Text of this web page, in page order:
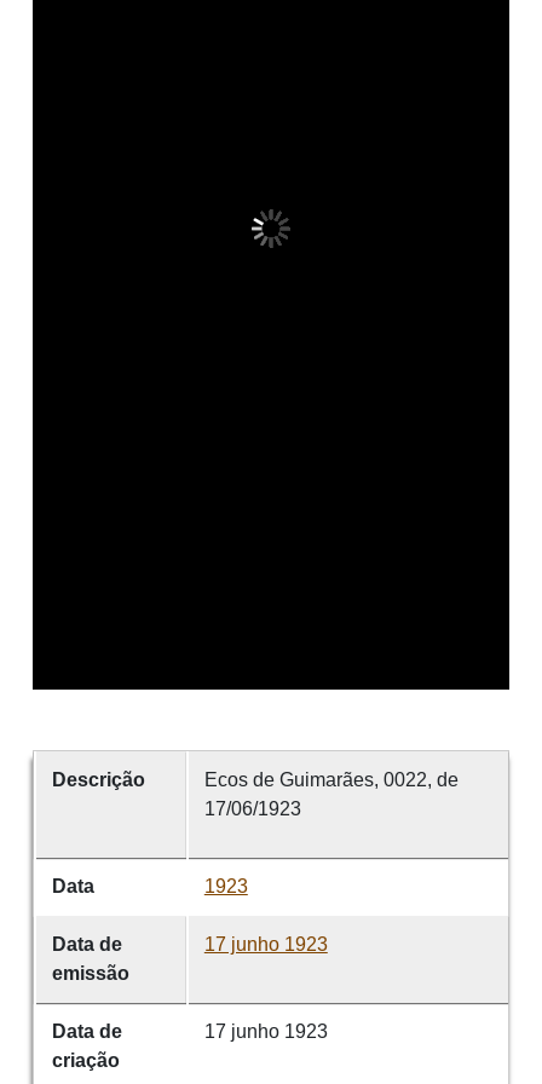
Descrição
Ecos de Guimarães, 0022, de
17/06/1923
Data 1923
Data de
emissão
17 junho 1923
Data de
criação
17 junho 1923